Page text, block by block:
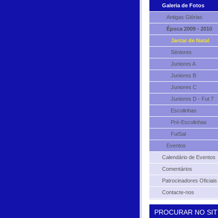
Galeria de Fotos
Antigas Glórias
Época 2009 - 2010
Jantar de Natal
Séniores
Juniores A
Juniores B
Juniores C
Juniores D - Fut 7
Escolinhas
Pré-Escolinhas
FutSal
Eventos
Calendário de Eventos
Comentários
Patrocinadores Oficiais
Contacte-nos
PROCURAR NO